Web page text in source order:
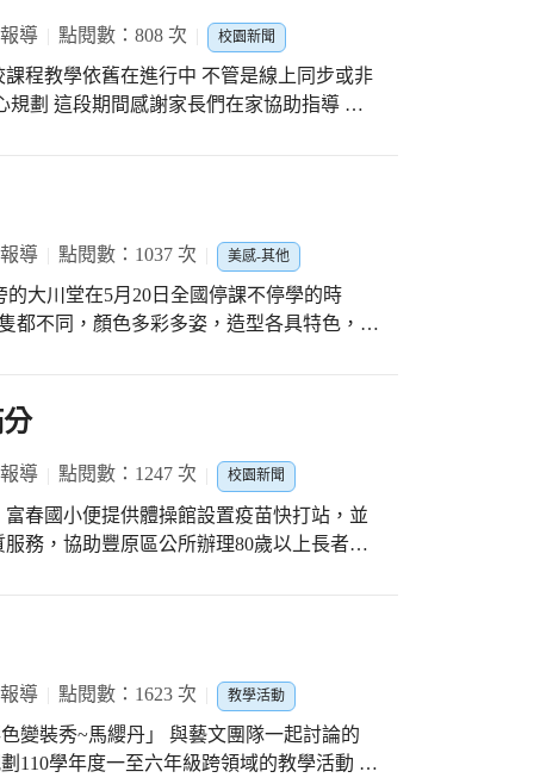
導 點閱數：808 次 校園新聞
程教學依舊在進行中 不管是線上同步或非
規劃 這段期間感謝家長們在家協助指導 今
導 點閱數：1037 次 美感-其他
大川堂在5月20日全國停課不停學的時
都不同，顏色多彩多姿，造型各具特色，像
師指導109學年度第76屆畢業生的創作，
同創作，是以不倒翁的紮實結構，糊上多層
造型設計，利用美術課教學及綜合課程協
林佳儀、蕭智分、曾正仁協力指導，終於
龍貓故事製作了公車站牌，站牌的時刻表
哦!
導 點閱數：1247 次 校園新聞
春國小便提供體操館設置疫苗快打站，並
務，協助豐原區公所辦理80歲以上長者疫
縮短，吳志修醫生帶領團隊嘗試使用宇美
醫師護士走動式服務，詳細詢問相關用
輩施打疫苗前後都能得到最好的評估及觀
作內容，大家集思廣益，不斷改良工作方
加設防滑地墊、提供愛心傘，滾動式修正
導 點閱數：1623 次 教學活動
變裝秀~馬纓丹」 與藝文團隊一起討論的
110學年度一至六年級跨領域的教學活動 學